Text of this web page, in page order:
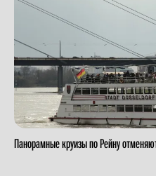
Панорамные круизы по Рейну